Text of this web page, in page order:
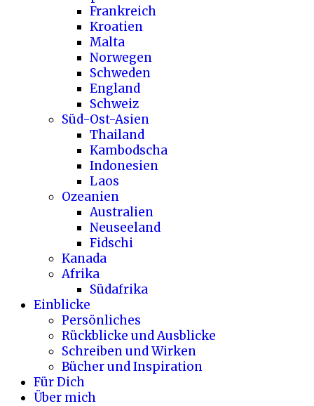
Frankreich
Kroatien
Malta
Norwegen
Schweden
England
Schweiz
Süd-Ost-Asien
Thailand
Kambodscha
Indonesien
Laos
Ozeanien
Australien
Neuseeland
Fidschi
Kanada
Afrika
Südafrika
Einblicke
Persönliches
Rückblicke und Ausblicke
Schreiben und Wirken
Bücher und Inspiration
Für Dich
Über mich